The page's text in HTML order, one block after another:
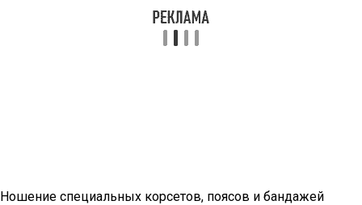
Ношение специальных корсетов, поясов и бандажей